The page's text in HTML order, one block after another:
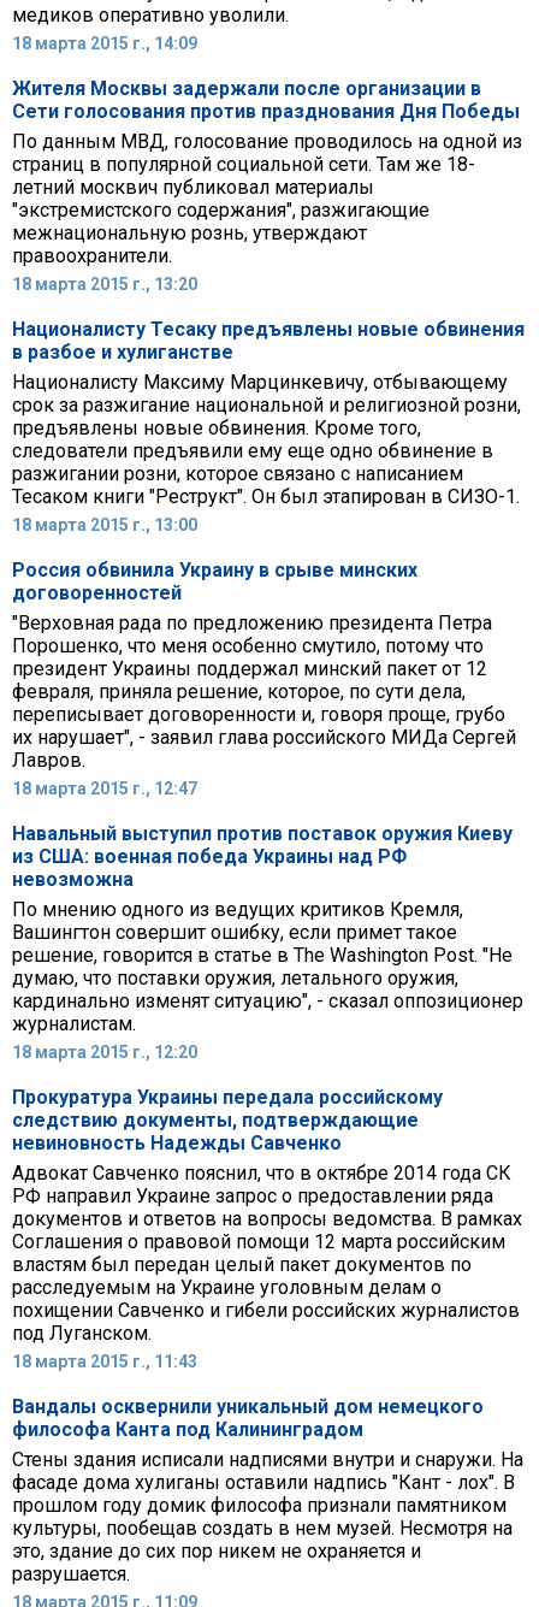
медиков оперативно уволили.
18 марта 2015 г., 14:09
Жителя Москвы задержали после организации в
Сети голосования против празднования Дня Победы
По данным МВД, голосование проводилось на одной из
страниц в популярной социальной сети. Там же 18-
летний москвич публиковал материалы
"экстремистского содержания", разжигающие
межнациональную рознь, утверждают
правоохранители.
18 марта 2015 г., 13:20
Националисту Тесаку предъявлены новые обвинения
в разбое и хулиганстве
Националисту Максиму Марцинкевичу, отбывающему
срок за разжигание национальной и религиозной розни,
предъявлены новые обвинения. Кроме того,
следователи предъявили ему еще одно обвинение в
разжигании розни, которое связано с написанием
Тесаком книги "Реструкт". Он был этапирован в СИЗО-1.
18 марта 2015 г., 13:00
Россия обвинила Украину в срыве минских
договоренностей
"Верховная рада по предложению президента Петра
Порошенко, что меня особенно смутило, потому что
президент Украины поддержал минский пакет от 12
февраля, приняла решение, которое, по сути дела,
переписывает договоренности и, говоря проще, грубо
их нарушает", - заявил глава российского МИДа Сергей
Лавров.
18 марта 2015 г., 12:47
Навальный выступил против поставок оружия Киеву
из США: военная победа Украины над РФ
невозможна
По мнению одного из ведущих критиков Кремля,
Вашингтон совершит ошибку, если примет такое
решение, говорится в статье в The Washington Post. "Не
думаю, что поставки оружия, летального оружия,
кардинально изменят ситуацию", - сказал оппозиционер
журналистам.
18 марта 2015 г., 12:20
Прокуратура Украины передала российскому
следствию документы, подтверждающие
невиновность Надежды Савченко
Адвокат Савченко пояснил, что в октябре 2014 года СК
РФ направил Украине запрос о предоставлении ряда
документов и ответов на вопросы ведомства. В рамках
Соглашения о правовой помощи 12 марта российским
властям был передан целый пакет документов по
расследуемым на Украине уголовным делам о
похищении Савченко и гибели российских журналистов
под Луганском.
18 марта 2015 г., 11:43
Вандалы осквернили уникальный дом немецкого
философа Канта под Калининградом
Стены здания исписали надписями внутри и снаружи. На
фасаде дома хулиганы оставили надпись "Кант - лох". В
прошлом году домик философа признали памятником
культуры, пообещав создать в нем музей. Несмотря на
это, здание до сих пор никем не охраняется и
разрушается.
18 марта 2015 г., 11:09